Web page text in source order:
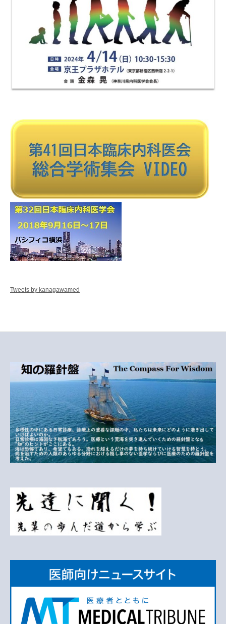
Tweets by kanagawamed